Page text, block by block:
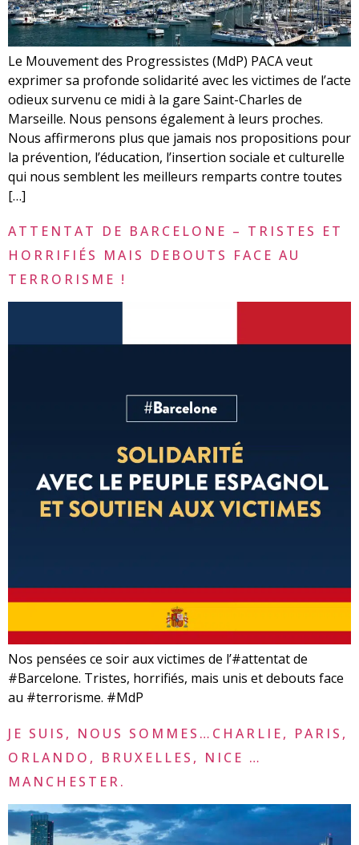
Le Mouvement des Progressistes (MdP) PACA veut
exprimer sa profonde solidarité avec les victimes de l’acte
odieux survenu ce midi à la gare Saint-Charles de
Marseille. Nous pensons également à leurs proches.
Nous affirmerons plus que jamais nos propositions pour
la prévention, l’éducation, l’insertion sociale et culturelle
qui nous semblent les meilleurs remparts contre toutes
[…]
ATTENTAT DE BARCELONE – TRISTES ET
HORRIFIÉS MAIS DEBOUTS FACE AU
TERRORISME !
Nos pensées ce soir aux victimes de l’#attentat de
#Barcelone. Tristes, horrifiés, mais unis et debouts face
au #terrorisme. #MdP
JE SUIS, NOUS SOMMES…CHARLIE, PARIS,
ORLANDO, BRUXELLES, NICE …
MANCHESTER.